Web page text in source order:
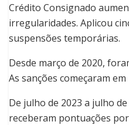
Crédito Consignado
irregularidades. Aplicou
suspensões temporárias.
Desde março de 2020,
As sanções começaram em
De julho de 2023 a julho
receberam pontuações